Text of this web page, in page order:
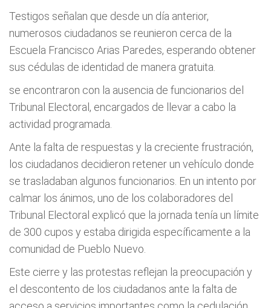
Testigos señalan que desde un día anterior,
numerosos ciudadanos se reunieron cerca de la
Escuela Francisco Arias Paredes, esperando obtener
sus cédulas de identidad de manera gratuita.
se encontraron con la ausencia de funcionarios del
Tribunal Electoral, encargados de llevar a cabo la
actividad programada.
Ante la falta de respuestas y la creciente frustración,
los ciudadanos decidieron retener un vehículo donde
se trasladaban algunos funcionarios. En un intento por
calmar los ánimos, uno de los colaboradores del
Tribunal Electoral explicó que la jornada tenía un límite
de 300 cupos y estaba dirigida específicamente a la
comunidad de Pueblo Nuevo.
Este cierre y las protestas reflejan la preocupación y
el descontento de los ciudadanos ante la falta de